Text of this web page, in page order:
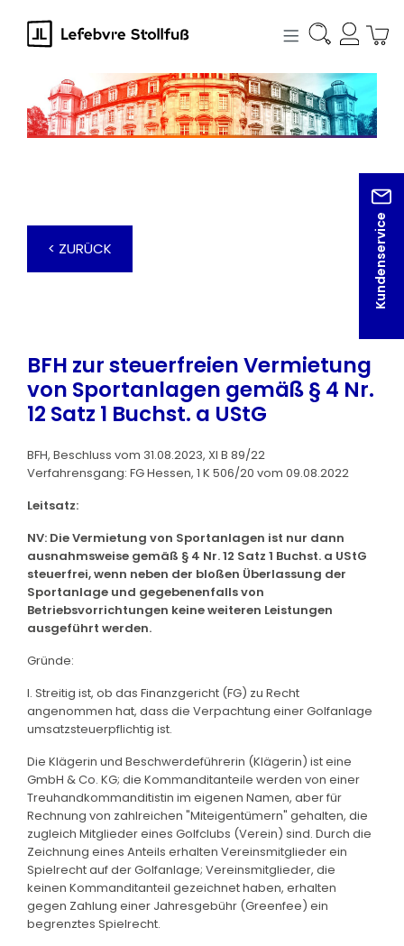
springen
Kundenservice
< ZURÜCK
BFH zur steuerfreien Vermietung
von Sportanlagen gemäß § 4 Nr.
12 Satz 1 Buchst. a UStG
BFH, Beschluss vom 31.08.2023, XI B 89/22
Verfahrensgang: FG Hessen, 1 K 506/20 vom 09.08.2022
Leitsatz:
NV: Die Vermietung von Sportanlagen ist nur dann
ausnahmsweise gemäß § 4 Nr. 12 Satz 1 Buchst. a UStG
steuerfrei, wenn neben der bloßen Überlassung der
Sportanlage und gegebenenfalls von
Betriebsvorrichtungen keine weiteren Leistungen
ausgeführt werden.
Gründe:
I. Streitig ist, ob das Finanzgericht (FG) zu Recht
angenommen hat, dass die Verpachtung einer Golfanlage
umsatzsteuerpflichtig ist.
Die Klägerin und Beschwerdeführerin (Klägerin) ist eine
GmbH & Co. KG; die Kommanditanteile werden von einer
Treuhandkommanditistin im eigenen Namen, aber für
Rechnung von zahlreichen "Miteigentümern" gehalten, die
zugleich Mitglieder eines Golfclubs (Verein) sind. Durch die
Zeichnung eines Anteils erhalten Vereinsmitglieder ein
Spielrecht auf der Golfanlage; Vereinsmitglieder, die
keinen Kommanditanteil gezeichnet haben, erhalten
gegen Zahlung einer Jahresgebühr (Greenfee) ein
begrenztes Spielrecht.